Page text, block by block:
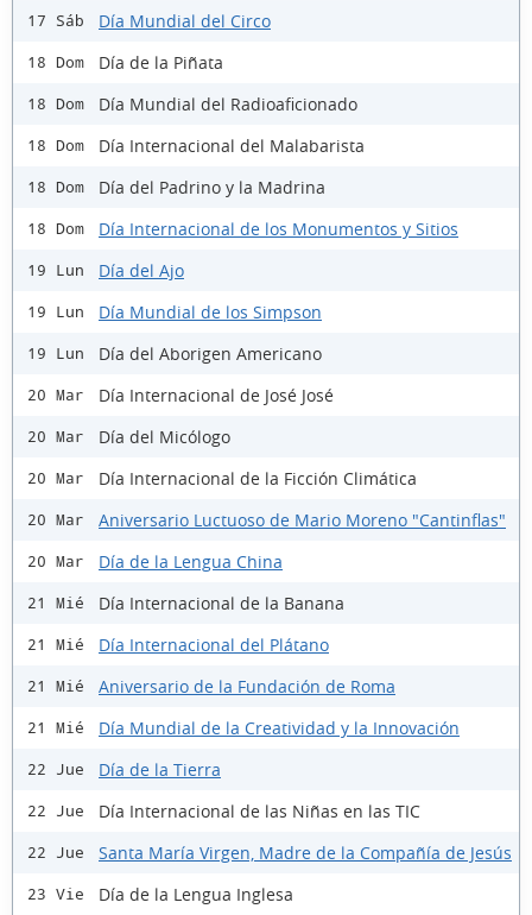
17 Sáb Día Mundial del Circo
18 Dom Día de la Piñata
18 Dom Día Mundial del Radioaficionado
18 Dom Día Internacional del Malabarista
18 Dom Día del Padrino y la Madrina
18 Dom Día Internacional de los Monumentos y Sitios
19 Lun Día del Ajo
19 Lun Día Mundial de los Simpson
19 Lun Día del Aborigen Americano
20 Mar Día Internacional de José José
20 Mar Día del Micólogo
20 Mar Día Internacional de la Ficción Climática
20 Mar Aniversario Luctuoso de Mario Moreno "Cantinflas"
20 Mar Día de la Lengua China
21 Mié Día Internacional de la Banana
21 Mié Día Internacional del Plátano
21 Mié Aniversario de la Fundación de Roma
21 Mié Día Mundial de la Creatividad y la Innovación
22 Jue Día de la Tierra
22 Jue Día Internacional de las Niñas en las TIC
22 Jue Santa María Virgen, Madre de la Compañía de Jesús
23 Vie Día de la Lengua Inglesa